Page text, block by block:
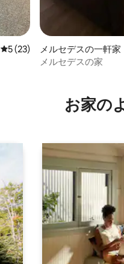
レビュー23件、5つ星中5つ星
5 (23)
メルセデスの一軒家
メルセデスの家
お家の